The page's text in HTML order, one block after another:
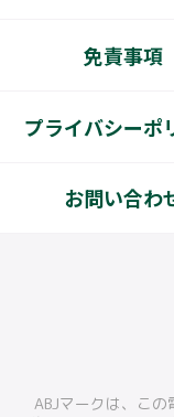
免責事項
プライバシーポ
お問い合わ
ABJマークは、こ